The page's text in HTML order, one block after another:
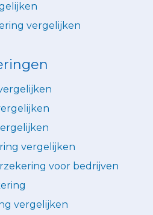
vergelijken
vergelijken
voor bedrijven
vergelijken